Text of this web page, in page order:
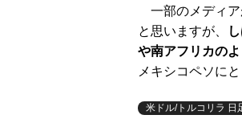
一部のメディア
と思いますが、
や南アフリカの
メキシコペソに
米ドル/トルコリラ 日